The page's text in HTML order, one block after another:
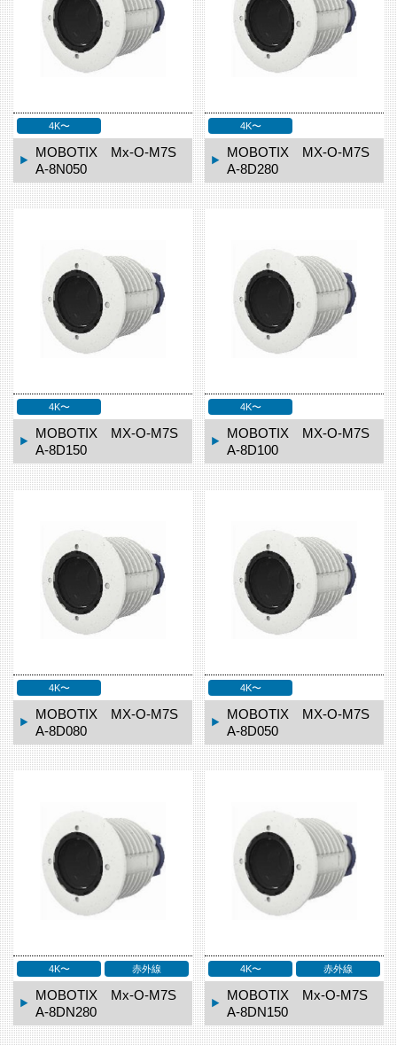
4K〜
MOBOTIX Mx-O-M7S
A-8N050
4K〜
MOBOTIX MX-O-M7S
A-8D280
4K〜
MOBOTIX MX-O-M7S
A-8D150
4K〜
MOBOTIX MX-O-M7S
A-8D100
4K〜
MOBOTIX MX-O-M7S
A-8D080
4K〜
MOBOTIX MX-O-M7S
A-8D050
4K〜 赤外線
MOBOTIX Mx-O-M7S
A-8DN280
4K〜 赤外線
MOBOTIX Mx-O-M7S
A-8DN150